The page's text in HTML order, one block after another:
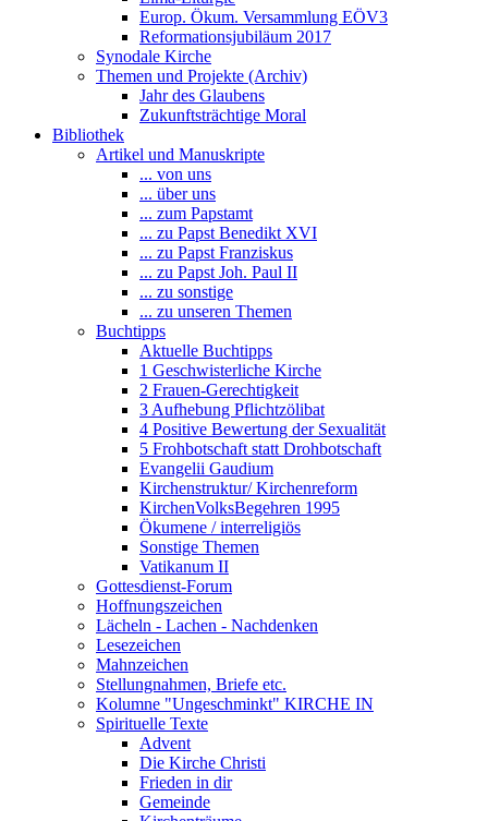
Europ. Ökum. Versammlung EÖV3
Reformationsjubiläum 2017
Synodale Kirche
Themen und Projekte (Archiv)
Jahr des Glaubens
Zukunftsträchtige Moral
Bibliothek
Artikel und Manuskripte
... von uns
... über uns
... zum Papstamt
... zu Papst Benedikt XVI
... zu Papst Franziskus
... zu Papst Joh. Paul II
... zu sonstige
... zu unseren Themen
Buchtipps
Aktuelle Buchtipps
1 Geschwisterliche Kirche
2 Frauen-Gerechtigkeit
3 Aufhebung Pflichtzölibat
4 Positive Bewertung der Sexualität
5 Frohbotschaft statt Drohbotschaft
Evangelii Gaudium
Kirchenstruktur/ Kirchenreform
KirchenVolksBegehren 1995
Ökumene / interreligiös
Sonstige Themen
Vatikanum II
Gottesdienst-Forum
Hoffnungszeichen
Lächeln - Lachen - Nachdenken
Lesezeichen
Mahnzeichen
Stellungnahmen, Briefe etc.
Kolumne "Ungeschminkt" KIRCHE IN
Spirituelle Texte
Advent
Die Kirche Christi
Frieden in dir
Gemeinde